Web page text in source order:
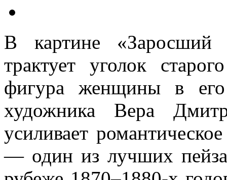
В картине «Заросший
трактует уголок
фигура женщины в его
художника Вера
усиливает
— один из лучших